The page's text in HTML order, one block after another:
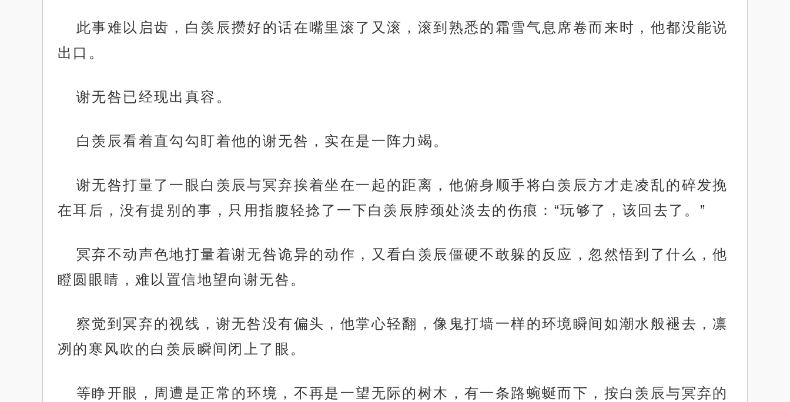
此事难以启齿，白羡辰攒好的话在嘴里滚了又滚，滚到熟悉的霜雪气息席卷而来时，他都没能说
出口。
谢无咎已经现出真容。
白羡辰看着直勾勾盯着他的谢无咎，实在是一阵力竭。
谢无咎打量了一眼白羡辰与冥弃挨着坐在一起的距离，他俯身顺手将白羡辰方才走凌乱的碎发挽
在耳后，没有提别的事，只用指腹轻捻了一下白羡辰脖颈处淡去的伤痕：“玩够了，该回去了。”
冥弃不动声色地打量着谢无咎诡异的动作，又看白羡辰僵硬不敢躲的反应，忽然悟到了什么，他
瞪圆眼睛，难以置信地望向谢无咎。
察觉到冥弃的视线，谢无咎没有偏头，他掌心轻翻，像鬼打墙一样的环境瞬间如潮水般褪去，凛
冽的寒风吹的白羡辰瞬间闭上了眼。
等睁开眼，周遭是正常的环境，不再是一望无际的树木，有一条路蜿蜒而下，按白羡辰与冥弃的